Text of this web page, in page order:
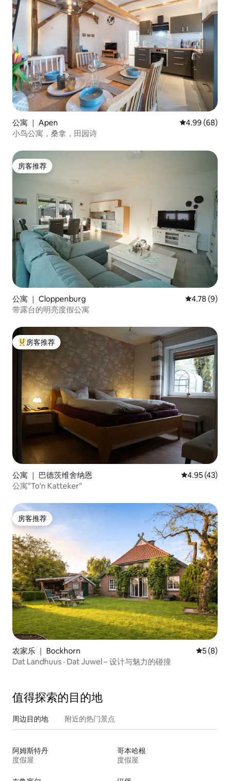
公寓 ｜ Apen 平均评分 4.99
4.99 (68)
小鸟公寓，桑拿，田园诗
房客推荐
房客推荐
公寓 ｜ Cloppenburg 平均评分
4.78 (9)
带露台的明亮度假公寓
热门「房客推荐」
房客推荐
公寓 ｜ 巴德茨维舍纳恩 平均评分
4.95 (43)
公寓"To'n Katteker"
房客推荐
房客推荐
农家乐 ｜ Bockhorn 平均评分
5 (8)
Dat Landhuus · Dat Juwel – 设计与魅力的碰撞
值得探索的目的地
周边目的地 附近的热门景点
阿姆斯特丹
度假屋
哥本哈根
度假屋